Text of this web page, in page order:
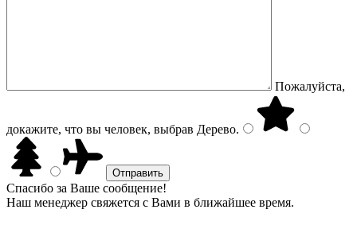
Пожалуйста,
докажите, что вы человек, выбрав Дерево.
Спасибо за Ваше сообщение!
Наш менеджер свяжется с Вами в ближайшее время.